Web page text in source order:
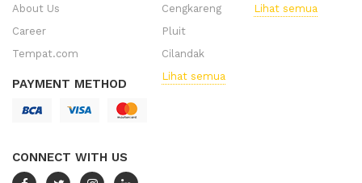
About Us
Career
Tempat.com
PAYMENT METHOD
CONNECT WITH US
Cengkareng
Pluit
Cilandak
Lihat semua
Lihat semua